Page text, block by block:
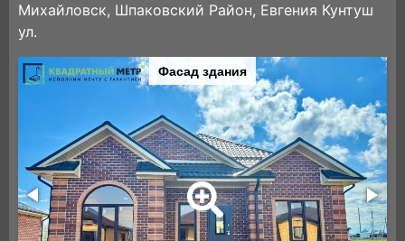
Михайловск, Шпаковский Район, Евгения Кунтуш
ул.
Фасад здания